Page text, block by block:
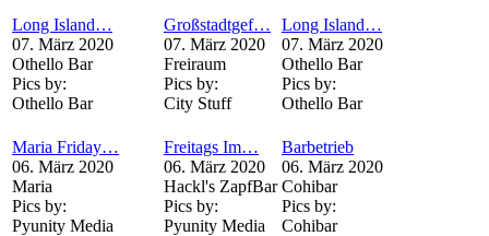
Long Island…
07. März 2020
Othello Bar
Pics by:
Othello Bar
Großstadtgef…
07. März 2020
Freiraum
Pics by:
City Stuff
Long Island…
07. März 2020
Othello Bar
Pics by:
Othello Bar
Maria Friday…
06. März 2020
Maria
Pics by:
Pyunity Media
Freitags Im…
06. März 2020
Hackl's ZapfBar
Pics by:
Pyunity Media
Barbetrieb
06. März 2020
Cohibar
Pics by:
Cohibar